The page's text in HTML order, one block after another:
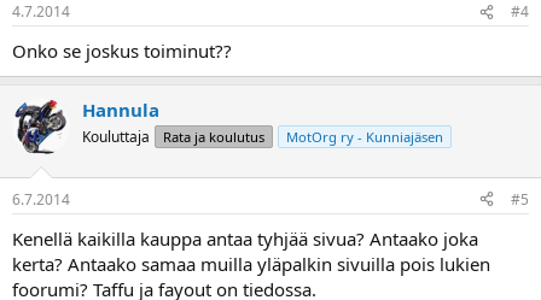
4.7.2014 #4
Onko se joskus toiminut??
Hannula
Kouluttaja Rata ja koulutus MotOrg ry - Kunniajäsen
6.7.2014 #5
Kenellä kaikilla kauppa antaa tyhjää sivua? Antaako joka
kerta? Antaako samaa muilla yläpalkin sivuilla pois lukien
foorumi? Taffu ja fayout on tiedossa.